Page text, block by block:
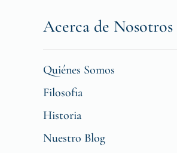
Acerca de Nosotros
Quiénes Somos
Filosofia
Historia
Nuestro Blog